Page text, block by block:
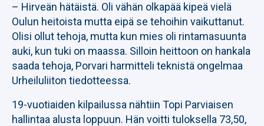
– Hirveän hätäistä. Oli vähän olkapää kipeä vielä
Oulun heitoista mutta eipä se tehoihin vaikuttanut.
Olisi ollut tehoja, mutta kun mies oli rintamasuunta
auki, kun tuki on maassa. Silloin heittoon on hankala
saada tehoja, Porvari harmitteli teknistä ongelmaa
Urheiluliiton tiedotteessa.
19-vuotiaiden kilpailussa nähtiin Topi Parviaisen
hallintaa alusta loppuun. Hän voitti tuloksella 73,50,